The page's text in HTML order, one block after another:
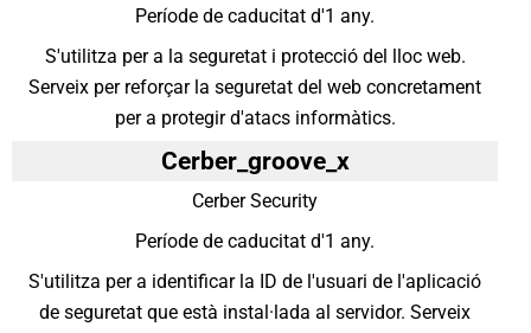
Període de caducitat d'1 any.
S'utilitza per a la seguretat i protecció del lloc web.
Serveix per reforçar la seguretat del web concretament
per a protegir d'atacs informàtics.
Cerber_groove_x
Cerber Security
Període de caducitat d'1 any.
S'utilitza per a identificar la ID de l'usuari de l'aplicació
de seguretat que està instal·lada al servidor. Serveix